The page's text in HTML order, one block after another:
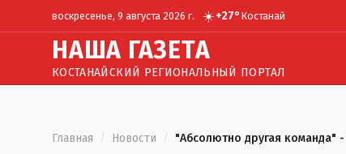
воскресенье, 9 августа 2026 г. ☀️+27° Костанай
НАША ГАЗЕТА
КОСТАНАЙСКИЙ РЕГИОНАЛЬНЫЙ ПОРТАЛ
Главная / Новости / "Абсолютно другая команда"